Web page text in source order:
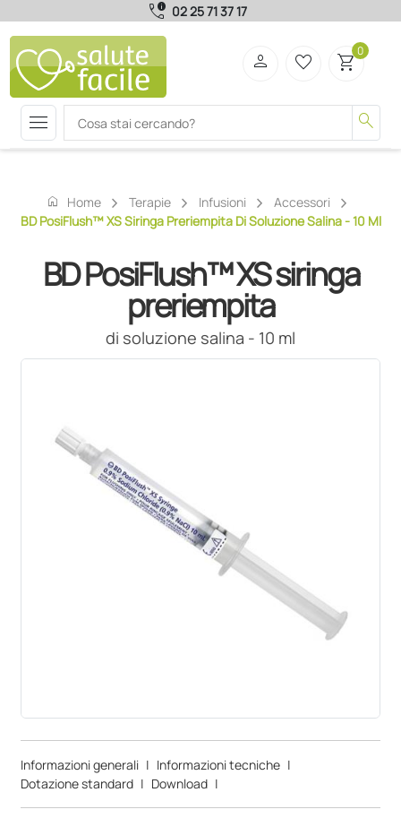
call_quality 02 25 71 37 17
menu search
person favorite_border shopping_cart0
home Home Terapie Infusioni
Accessori
BD PosiFlush™ XS Siringa Preriempita Di Soluzione Salina - 10 Ml
BD PosiFlush™ XS siringa
preriempita
di soluzione salina - 10 ml
Informazioni generali | Informazioni tecniche |
Dotazione standard | Download |